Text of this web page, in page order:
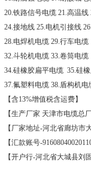
20.铁路信号电缆 21.高温线
24.接地线 25.电机引接线
28.电焊机电缆 29.行车电缆
32.斗轮机电缆 33.卷筒电缆
34.硅橡胶扁平电缆 35.硅
37.氟塑料电缆 38.盾构机电
【含13%增值税含运费】
【生产厂家 天津市电缆总
【厂家地址-河北省廊坊市
【汇款账号-
【开户行-河北省大城县刘